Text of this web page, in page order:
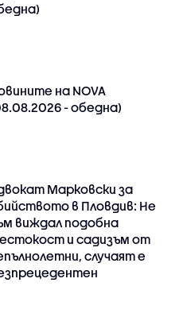
на NOVA
- обедна)
Марковски за
в Пловдив: Не
виждал подобна
и садизъм от
случаят е